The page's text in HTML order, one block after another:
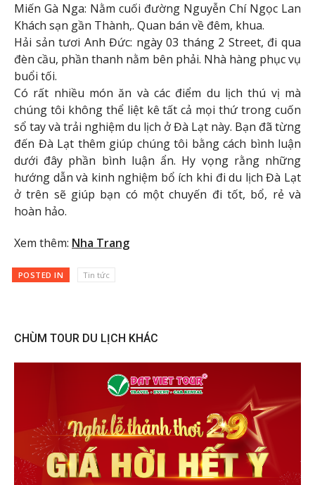
Miến Gà Nga: Nằm cuối đường Nguyễn Chí Ngọc Lan
Khách sạn gần Thành,. Quan bán về đêm, khua.
Hải sản tươi Anh Đức: ngày 03 tháng 2 Street, đi qua
đèn cầu, phần thanh nằm bên phải. Nhà hàng phục vụ
buổi tối.
Có rất nhiều món ăn và các điểm du lịch thú vị mà
chúng tôi không thể liệt kê tất cả mọi thứ trong cuốn
sổ tay và trải nghiệm du lịch ở Đà Lạt này. Bạn đã từng
đến Đà Lạt thêm giúp chúng tôi bằng cách bình luận
dưới đây phần bình luận ẩn. Hy vọng rằng những
hướng dẫn và kinh nghiệm bổ ích khi đi du lịch Đà Lạt
ở trên sẽ giúp bạn có một chuyến đi tốt, bổ, rẻ và
hoàn hảo.
Xem thêm: Nha Trang
POSTED IN Tin tức
CHÙM TOUR DU LỊCH KHÁC